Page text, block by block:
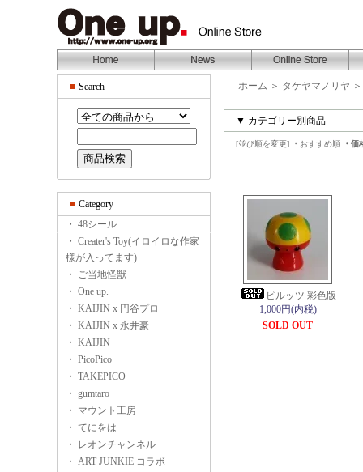
Search
Category
・ 48シール
・ Creater's Toy(イロイロな作家
様が入ってます)
・ ご当地怪獣
・ One up.
・ KAIJIN x 円谷プロ
・ KAIJIN x 永井豪
・ KAIJIN
・ PicoPico
・ TAKEPICO
・ gumtaro
・ マウント工房
・ てにをは
・ レオンチャンネル
・ ART JUNKIE コラボ
ホーム ＞ タケヤマノリヤ
▼ カテゴリー別商品
[並び順を変更] ・おすすめ順 ・価
ピルッツ 彩色版
1,000円(内税)
SOLD OUT